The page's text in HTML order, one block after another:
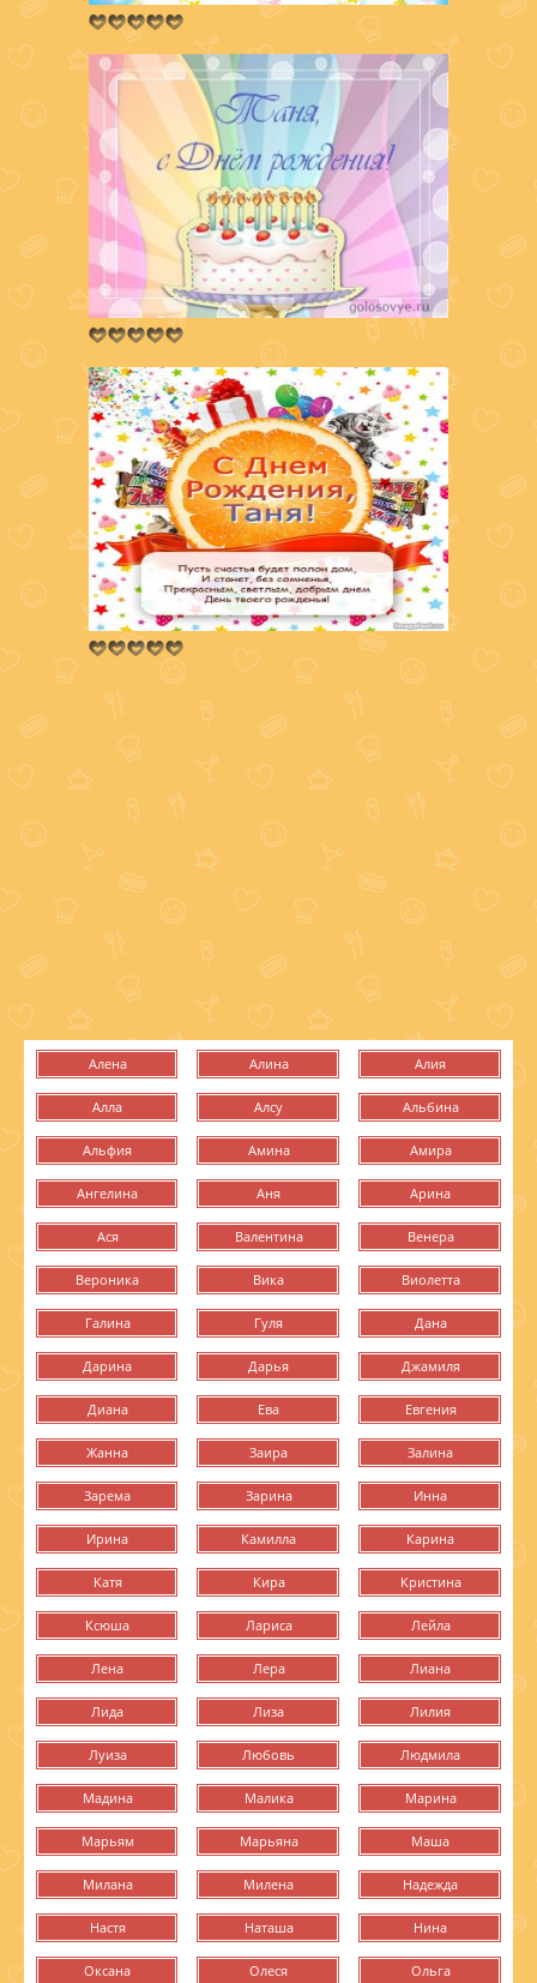
Алена Алина Алия
Алла Алсу Альбина
Альфия Амина Амира
Ангелина Аня Арина
Ася Валентина Венера
Вероника Вика Виолетта
Галина Гуля Дана
Дарина Дарья Джамиля
Диана Ева Евгения
Жанна Заира Залина
Зарема Зарина Инна
Ирина Камилла Карина
Катя Кира Кристина
Ксюша Лариса Лейла
Лена Лера Лиана
Лида Лиза Лилия
Луиза Любовь Людмила
Мадина Малика Марина
Марьям Марьяна Маша
Милана Милена Надежда
Настя Наташа Нина
Оксана Олеся Ольга